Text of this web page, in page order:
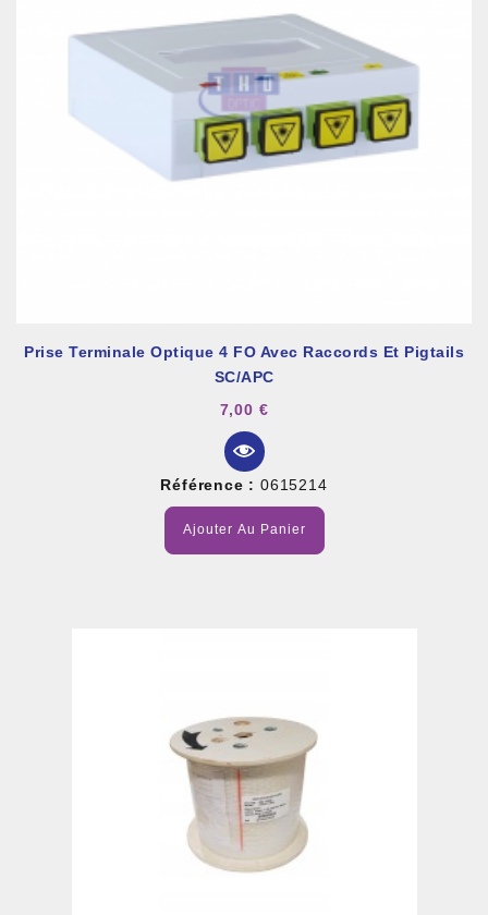
Prise Terminale Optique 4 FO Avec Raccords Et Pigtails
SC/APC
7,00 €
Référence : 0615214
Ajouter Au Panier